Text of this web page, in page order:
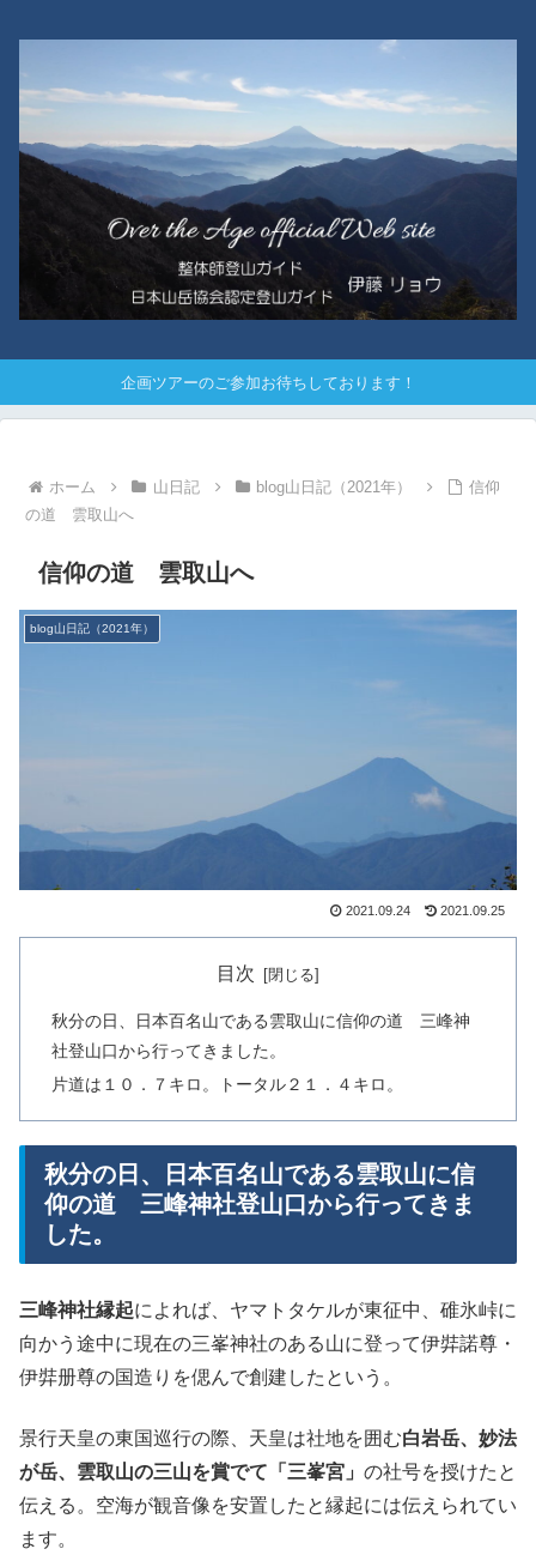
企画ツアーのご参加お待ちしております！
ホーム 山日記 blog山日記（2021年）
信仰
の道 雲取山へ
信仰の道 雲取山へ
blog山日記（2021年）
2021.09.24 2021.09.25
目次
秋分の日、日本百名山である雲取山に信仰の道 三峰神
社登山口から行ってきました。
片道は１０．７キロ。トータル２１．４キロ。
秋分の日、日本百名山である雲取山に信
仰の道 三峰神社登山口から行ってきま
した。
三峰神社縁起によれば、ヤマトタケルが東征中、碓氷峠に
向かう途中に現在の三峯神社のある山に登って伊弉諾尊・
伊弉册尊の国造りを偲んで創建したという。
景行天皇の東国巡行の際、天皇は社地を囲む白岩岳、妙法
が岳、雲取山の三山を賞でて「三峯宮」 の社号を授けたと
伝える。空海が観音像を安置したと縁起には伝えられてい
ます。